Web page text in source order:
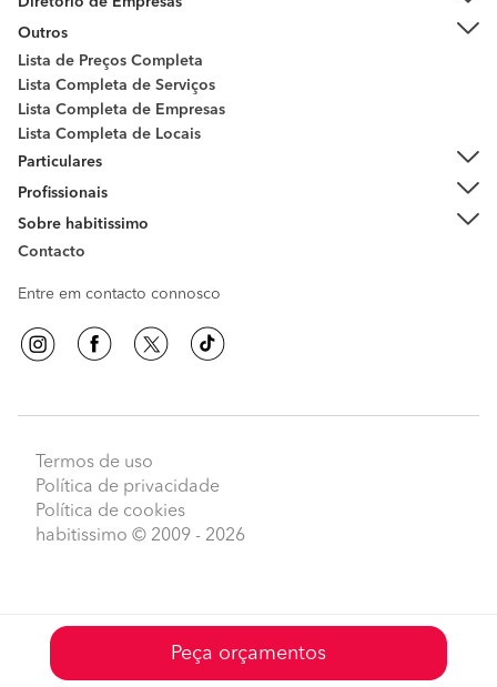
Peça orçamentos
Outros
Lista de Preços Completa
Lista Completa de Serviços
Lista Completa de Empresas
Lista Completa de Locais
Particulares
Profissionais
Sobre habitissimo
Contacto
Entre em contacto connosco
Termos de uso
Política de privacidade
Política de cookies
habitissimo © 2009 - 2026